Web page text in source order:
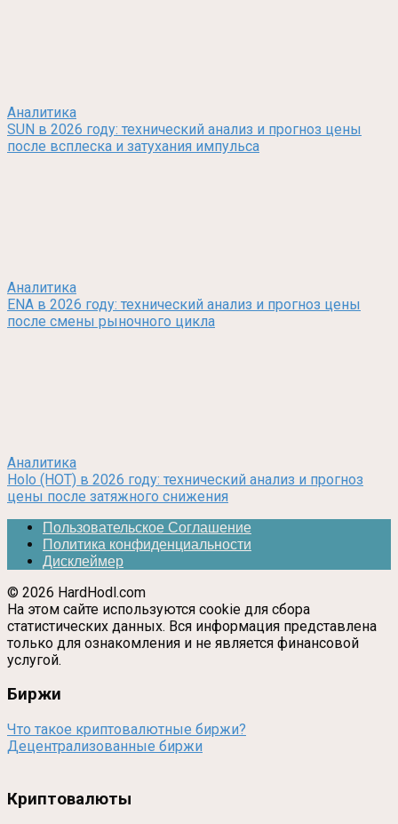
Аналитика
SUN в 2026 году: технический анализ и прогноз цены
после всплеска и затухания импульса
Аналитика
ENA в 2026 году: технический анализ и прогноз цены
после смены рыночного цикла
Аналитика
Holo (HOT) в 2026 году: технический анализ и прогноз
цены после затяжного снижения
Пользовательское Соглашение
Политика конфиденциальности
Дисклеймер
© 2026 HardHodl.com
На этом сайте используются cookie для сбора
статистических данных. Вся информация представлена
только для ознакомления и не является финансовой
услугой.
Биржи
Что такое криптовалютные биржи?
Децентрализованные биржи
Криптовалюты